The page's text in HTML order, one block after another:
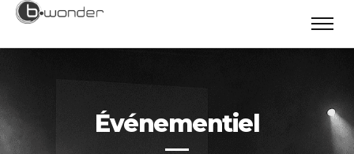
Événementiel